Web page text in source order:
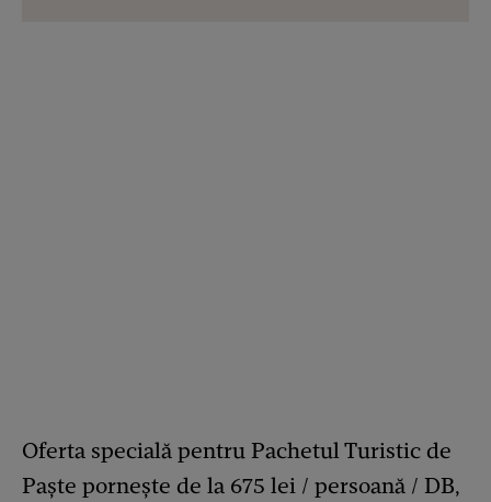
Oferta specială pentru Pachetul Turistic de
Paște pornește de la 675 lei / persoană / DB,